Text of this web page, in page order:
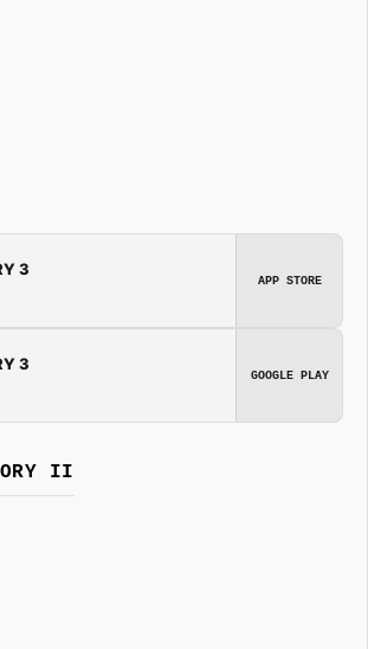
3
APP STORE
3
GOOGLE PLAY
II